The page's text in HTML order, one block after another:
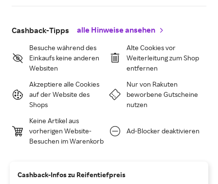
Cashback-Tipps alle Hinweise ansehen
Besuche während des
Einkaufs keine anderen
Websiten
Alte Cookies vor
Weiterleitung zum Shop
entfernen
Akzeptiere alle Cookies
auf der Website des
Shops
Nur von Rakuten
beworbene Gutscheine
nutzen
Keine Artikel aus
vorherigen Website-
Besuchen im Warenkorb
Ad-Blocker deaktivieren
Cashback-Infos zu Reifentiefpreis